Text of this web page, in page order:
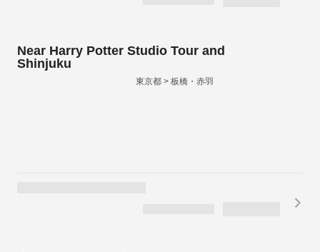
Near Harry Potter Studio Tour and
Shinjuku
東京都 > 板橋・赤羽